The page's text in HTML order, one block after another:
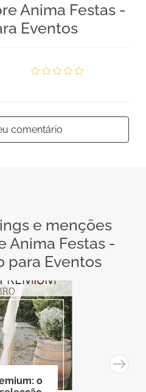
Anima Festas -
Eventos
comentário
e menções
Anima Festas -
para Eventos
o